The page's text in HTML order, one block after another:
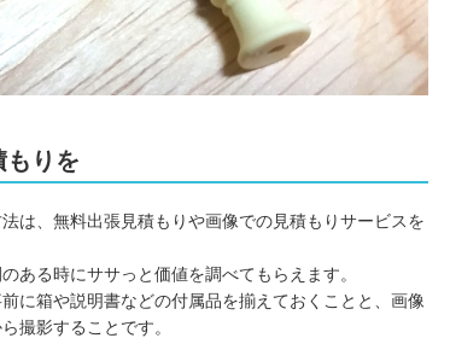
もりを
は、無料出張見積もりや画像での見積もりサービスを
ある時にササっと価値を調べてもらえます。
に箱や説明書などの付属品を揃えておくことと、画像
撮影することです。